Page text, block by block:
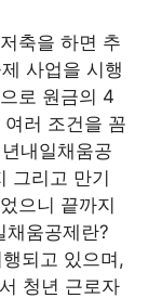
축을 하면 추
사업을 시행
로 원금의 4
러 조건을 꼼
내일채움공
그리고 만기
으니 끝까지
채움공제란?
되고 있으며,
청년 근로자